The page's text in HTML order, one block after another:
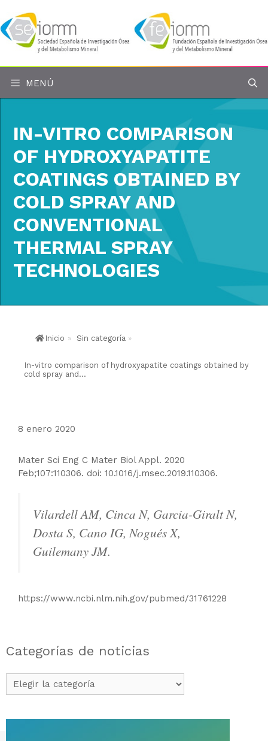
al
contenido
MENÚ
IN-VITRO COMPARISON
OF HYDROXYAPATITE
COATINGS OBTAINED BY
COLD SPRAY AND
CONVENTIONAL
THERMAL SPRAY
TECHNOLOGIES
Inicio » Sin categoría »
In-vitro comparison of hydroxyapatite coatings obtained by
cold spray and...
8 enero 2020
Mater Sci Eng C Mater Biol Appl. 2020
Feb;107:110306. doi: 10.1016/j.msec.2019.110306.
Vilardell AM, Cinca N, Garcia-Giralt N,
Dosta S, Cano IG, Nogués X,
Guilemany JM.
https://www.ncbi.nlm.nih.gov/pubmed/31761228
Categorías de noticias
Categorías
de